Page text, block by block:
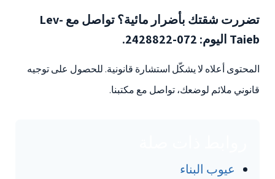
تضررت شقتك بأضرار مائية؟ تواصل مع Lev-
Taieb اليوم: 072-2428822.
المحتوى أعلاه لا يشكّل استشارة قانونية. للحصول على توجيه
قانوني ملائم لوضعك، تواصل مع مكتبنا.
عيوب البناء